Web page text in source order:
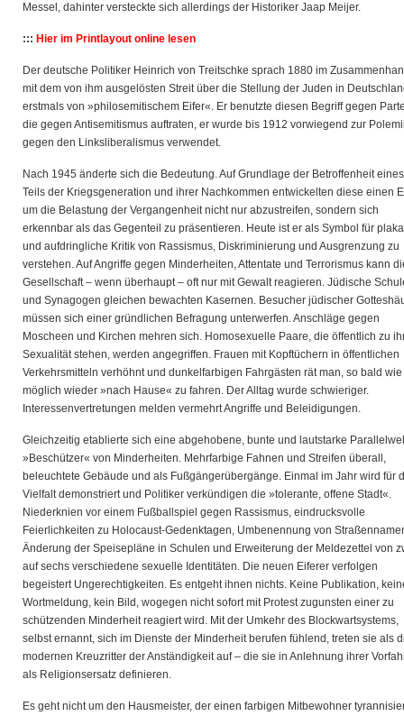
Messel, dahinter versteckte sich allerdings der Historiker Jaap Meijer.
::: Hier im Printlayout online lesen
Der deutsche Politiker Heinrich von Treitschke sprach 1880 im
mit dem von ihm ausgelösten Streit über die Stellung der Juden in
erstmals von »philosemitischem Eifer«. Er benutzte diesen Begriff gegen
die gegen Antisemitismus auftraten, er wurde bis 1912 vorwiegend zur
gegen den Linksliberalismus verwendet.
Nach 1945 änderte sich die Bedeutung. Auf Grundlage der Betroffenheit eines
Teils der Kriegsgeneration und ihrer Nachkommen entwickelten diese einen
um die Belastung der Vergangenheit nicht nur abzustreifen, sondern sich
erkennbar als das Gegenteil zu präsentieren. Heute ist er als Symbol für
und aufdringliche Kritik von Rassismus, Diskriminierung und Ausgrenzung zu
verstehen. Auf Angriffe gegen Minderheiten, Attentate und Terrorismus kann
Gesellschaft – wenn überhaupt – oft nur mit Gewalt reagieren. Jüdische
und Synagogen gleichen bewachten Kasernen. Besucher jüdischer
müssen sich einer gründlichen Befragung unterwerfen. Anschläge gegen
Moscheen und Kirchen mehren sich. Homosexuelle Paare, die öffentlich zu
Sexualität stehen, werden angegriffen. Frauen mit Kopftüchern in öffentlichen
Verkehrsmitteln verhöhnt und dunkelfarbigen Fahrgästen rät man, so bald wie
möglich wieder »nach Hause« zu fahren. Der Alltag wurde schwieriger.
Interessenvertretungen melden vermehrt Angriffe und Beleidigungen.
Gleichzeitig etablierte sich eine abgehobene, bunte und lautstarke
»Beschützer« von Minderheiten. Mehrfarbige Fahnen und Streifen überall,
beleuchtete Gebäude und als Fußgängerübergänge. Einmal im Jahr wird für
Vielfalt demonstriert und Politiker verkündigen die »tolerante, offene Stadt«.
Niederknien vor einem Fußballspiel gegen Rassismus, eindrucksvolle
Feierlichkeiten zu Holocaust-Gedenktagen, Umbenennung von
Änderung der Speisepläne in Schulen und Erweiterung der Meldezettel von
auf sechs verschiedene sexuelle Identitäten. Die neuen Eiferer verfolgen
begeistert Ungerechtigkeiten. Es entgeht ihnen nichts. Keine Publikation,
Wortmeldung, kein Bild, wogegen nicht sofort mit Protest zugunsten einer zu
schützenden Minderheit reagiert wird. Mit der Umkehr des Blockwartsystems,
selbst ernannt, sich im Dienste der Minderheit berufen fühlend, treten sie als
modernen Kreuzritter der Anständigkeit auf – die sie in Anlehnung ihrer
als Religionsersatz definieren.
Es geht nicht um den Hausmeister, der einen farbigen Mitbewohner